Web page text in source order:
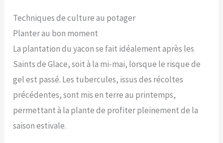
Techniques de culture au potager
Planter au bon moment
La plantation du yacon se fait idéalement après les
Saints de Glace, soit à la mi-mai, lorsque le risque de
gel est passé. Les tubercules, issus des récoltes
précédentes, sont mis en terre au printemps,
permettant à la plante de profiter pleinement de la
saison estivale.